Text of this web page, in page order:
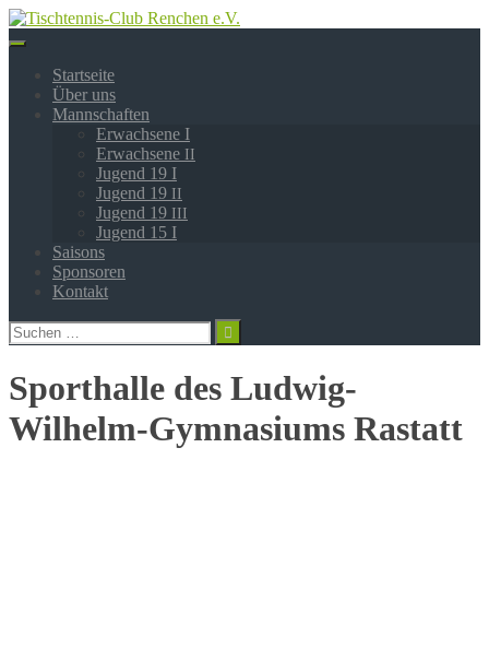
Springe
zum
Startseite
Über uns
Mannschaften
Erwachsene I
Erwachsene II
Jugend 19 I
Jugend 19 II
Jugend 19 III
Jugend 15 I
Saisons
Sponsoren
Kontakt
Suchen
nach:
Sporthalle des Ludwig-
Wilhelm-Gymnasiums Rastatt